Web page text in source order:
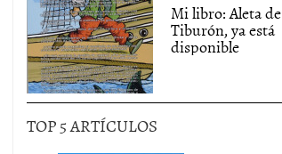
Mi libro: Aleta de
Tiburón, ya está
disponible
TOP 5 ARTÍCULOS